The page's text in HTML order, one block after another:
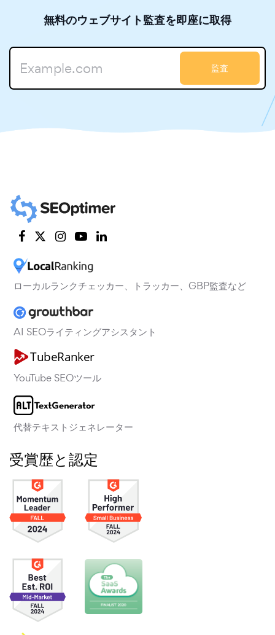
無料のウェブサイト監査を即座に取得
監査
ローカルランクチェッカー、トラッカー、GBP監査など
AI SEOライティングアシスタント
YouTube SEOツール
代替テキストジェネレーター
受賞歴と認定